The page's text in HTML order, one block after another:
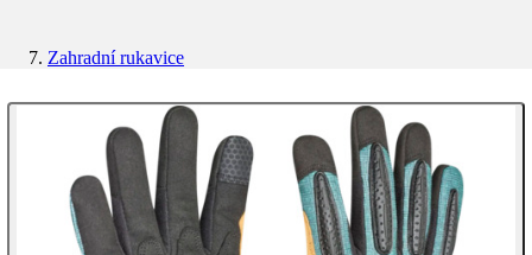
Zahradní rukavice